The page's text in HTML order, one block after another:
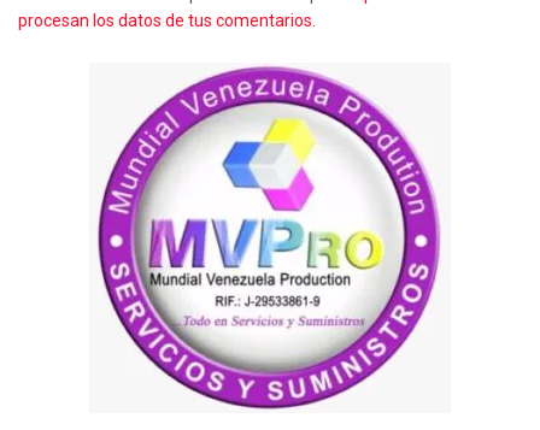
procesan los datos de tus comentarios.